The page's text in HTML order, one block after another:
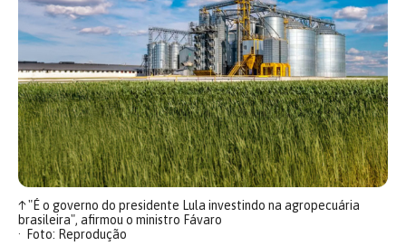
↑"É o governo do presidente Lula investindo na agropecuária
brasileira", afirmou o ministro Fávaro
Foto: Reprodução